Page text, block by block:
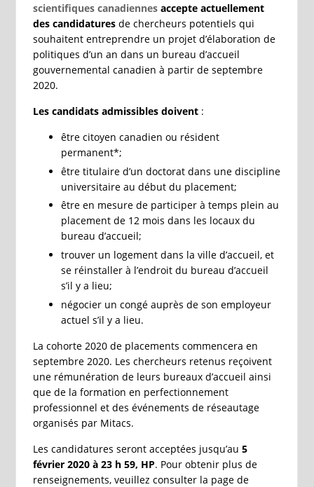
scientifiques canadiennesaccepte actuellement
des candidaturesde chercheurs potentiels qui
souhaitent entreprendre un projet d’élaboration de
politiques d’un an dans un bureau d’accueil
gouvernemental canadien à partir de septembre
2020.
Les candidats admissibles doivent:
être citoyen canadien ou résident
permanent*;
être titulaire d’un doctorat dans une discipline
universitaire au début du placement;
être en mesure de participer à temps plein au
placement de 12 mois dans les locaux du
bureau d’accueil;
trouver un logement dans la ville d’accueil, et
se réinstaller à l’endroit du bureau d’accueil
s’il y a lieu;
négocier un congé auprès de son employeur
actuel s’il y a lieu.
La cohorte 2020 de placements commencera en
septembre 2020. Les chercheurs retenus reçoivent
une rémunération de leurs bureaux d’accueil ainsi
que de la formation en perfectionnement
professionnel et des événements de réseautage
organisés par Mitacs.
Les candidatures seront acceptées jusqu’au 5
février 2020 à 23 h 59, HP. Pour obtenir plus de
renseignements, veuillez consulter la page de